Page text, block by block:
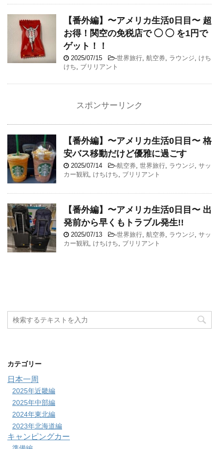
【番外編】〜アメリカ生活0日目〜 超
お得！関空の免税店で ◯ ◯ を1円で
ゲット！！
2025/07/15 -世界旅行, 航空券, ラウンジ, けち
けち, ブリリアント
スポンサーリンク
【番外編】〜アメリカ生活0日目〜 格
安バス移動だけど優雅に過ごす
2025/07/14 -航空券, 世界旅行, ラウンジ, サッ
カー観戦, けちけち, ブリリアント
【番外編】〜アメリカ生活0日目〜 出
発前から早くもトラブル発生!!
2025/07/13 -世界旅行, 航空券, ラウンジ, サッ
カー観戦, けちけち, ブリリアント
カテゴリー
日本一周
2025年近畿編
2025年中部編
2024年東北編
2023年北海道編
キャンピングカー